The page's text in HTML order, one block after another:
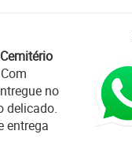
Cemitério
no
delicado.
entrega